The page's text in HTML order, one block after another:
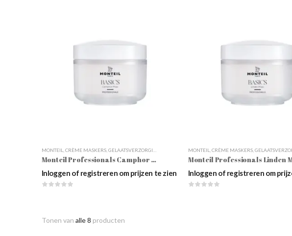
MONTEIL,CRÈME MASKERS,GELAATSVERZORGING KLEIMASKERS,MASKERS,PROFESSIONALS - CABINE
Monteil Professionals Camphor Mask – 200 Ml
Inloggen of registreren om prijzen te zien
MONTEIL,CRÈME MASKERS,
Inloggen of registreren om
Tonen van alle 8 producten